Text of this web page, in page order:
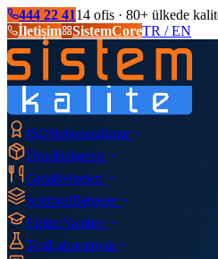
444 22 4114 ofis · 80+ ülkede
İletişim
SistemCoreTR / EN
ISOBelgelendirme
ÜrünBelgeleri
GıdaBelgeleri
SektörelBelgeler
EğitimYazılım
TestLaboratuvar